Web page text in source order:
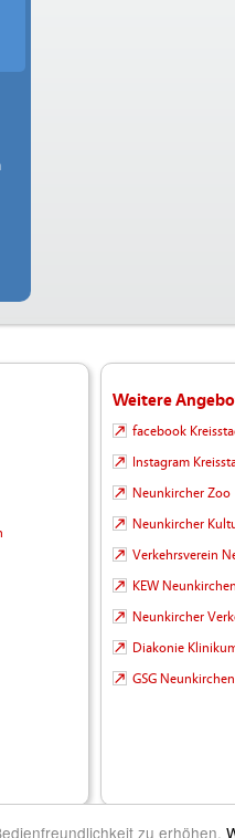
zu erhöhen.
Weitere
facebook
Instagram
Neunkircher Zoo
Neunkircher
Verkehrsverein
KEW Neunkirchen
Neunkircher
Diakonie
GSG Neunkirchen
- Die Stadt zum Leben |Kontakt